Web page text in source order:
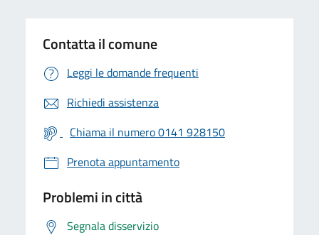
Contatta il comune
Leggi le domande frequenti
Richiedi assistenza
Chiama il numero 0141 928150
Prenota appuntamento
Problemi in città
Segnala disservizio